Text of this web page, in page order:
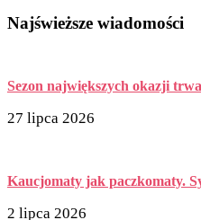
Najświeższe wiadomości
Sezon największych okazji
27 lipca 2026
Kaucjomaty jak paczkomaty.
2 lipca 2026